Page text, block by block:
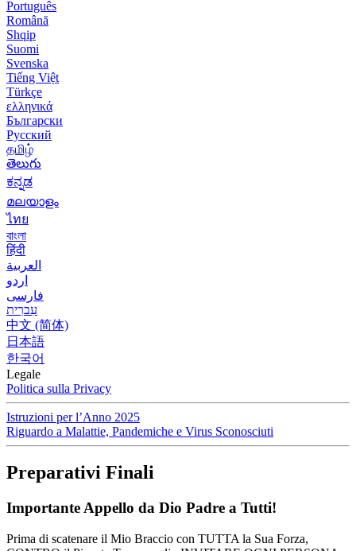
Português
Română
Shqip
Suomi
Svenska
Tiếng Việt
Türkçe
ελληνικά
Български
Русский
தமிழ்
తెలుగు
ಕನ್ನಡ
മലയാളം
ไทย
বাংলা
हिंदी
العربية
اردو
فارسی
עִברִית
中文 (简体)
日本語
한국어
Legale
Politica sulla Privacy
Istruzioni per l’Anno 2025
Riguardo a Malattie, Pandemiche e Virus Sconosciuti
Preparativi Finali
Importante Appello da Dio Padre a Tutti!
Prima di scatenare il Mio Braccio con TUTTA la Sua Forza,